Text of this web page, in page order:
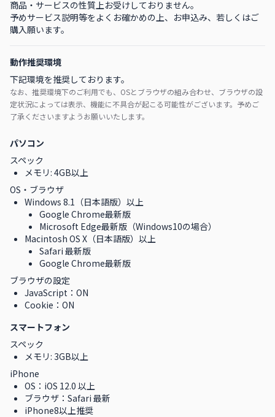
商品・サービスの性質上お受けしておりません。
予めサービス説明等をよくお確かめの上、お申込み、若しくはご
購入願います。
動作推奨環境
下記環境を推奨しております。
なお、推奨環境下のご利用でも、OSとブラウザの組み合わせ、ブラウザの設
定状況によっては表示、機能に不具合が起こる可能性がございます。予めご
了承くださいますようお願いいたします。
パソコン
スペック
メモリ: 4GB以上
OS・ブラウザ
Windows 8.1（日本語版）以上
Google Chrome最新版
Microsoft Edge最新版（Windows10の場合）
Macintosh OS X（日本語版）以上
Safari 最新版
Google Chrome最新版
ブラウザの設定
JavaScript：ON
Cookie：ON
スマートフォン
スペック
メモリ: 3GB以上
iPhone
OS：iOS 12.0 以上
ブラウザ：Safari 最新
iPhone8以上推奨